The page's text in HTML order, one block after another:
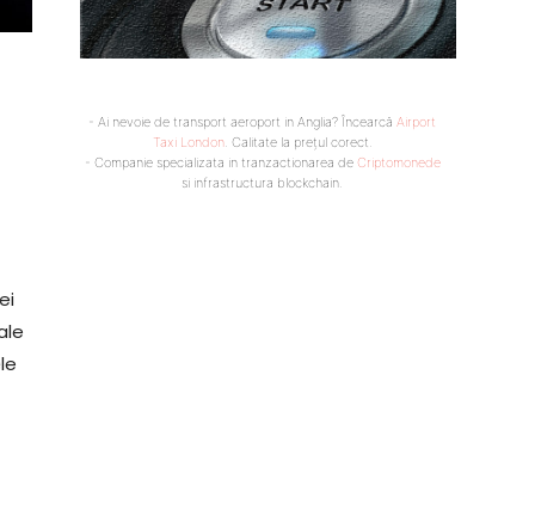
- Ai nevoie de transport aeroport in Anglia? Încearcă Airport
Taxi London. Calitate la prețul corect.
- Companie specializata in tranzactionarea de Criptomonede
si infrastructura blockchain.